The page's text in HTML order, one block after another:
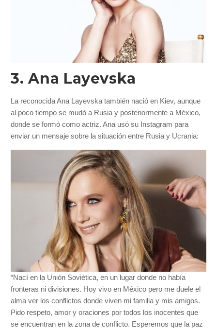
3. Ana Layevska
La reconocida Ana Layevska también nació en Kiev, aunque
al poco tiempo se mudó a Rusia y posteriormente a México,
donde se formó como actriz. Ana usó su Instagram para
enviar un mensaje sobre la situación entre Rusia y Ucrania:
“Nací en la Unión Soviética, en un lugar donde no había
fronteras ni divisiones. Hoy vivo en México pero me duele el
alma ver los conflictos donde viven mi familia y mis amigos.
Pido respeto, amor y oraciones por todos los inocentes que
se encuentran en la zona de conflicto. Esperemos que la paz